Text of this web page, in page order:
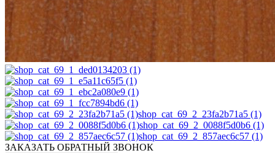
shop_cat_69_2_23fa2b71a5 (1)
shop_cat_69_2_0088f5d0b6 (1)
shop_cat_69_2_857aec6c57 (1)
ЗАКАЗАТЬ ОБРАТНЫЙ ЗВОНОК